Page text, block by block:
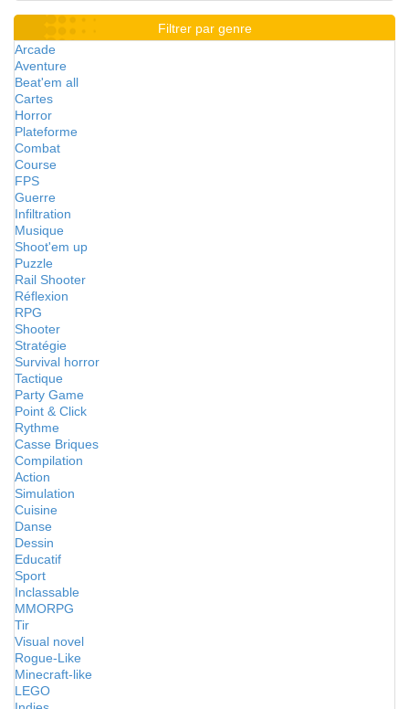
Filtrer par genre
Arcade
Aventure
Beat'em all
Cartes
Horror
Plateforme
Combat
Course
FPS
Guerre
Infiltration
Musique
Shoot'em up
Puzzle
Rail Shooter
Réflexion
RPG
Shooter
Stratégie
Survival horror
Tactique
Party Game
Point & Click
Rythme
Casse Briques
Compilation
Action
Simulation
Cuisine
Danse
Dessin
Educatif
Sport
Inclassable
MMORPG
Tir
Visual novel
Rogue-Like
Minecraft-like
LEGO